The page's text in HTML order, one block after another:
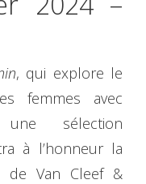
, qui explore le
femmes avec
une sélection
à l’honneur la
de Van Cleef &